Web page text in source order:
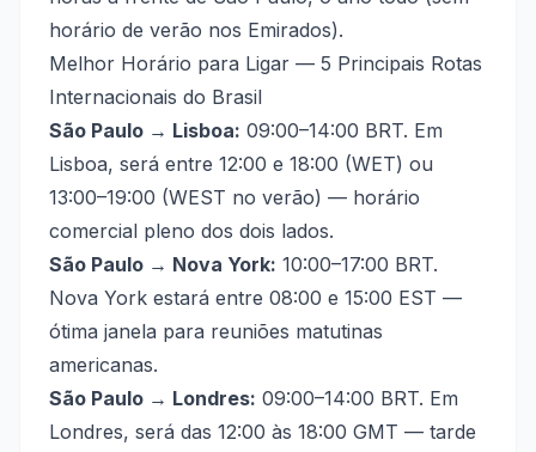
horário de verão nos Emirados).
Melhor Horário para Ligar — 5 Principais Rotas
Internacionais do Brasil
São Paulo → Lisboa: 09:00–14:00 BRT. Em
Lisboa, será entre 12:00 e 18:00 (WET) ou
13:00–19:00 (WEST no verão) — horário
comercial pleno dos dois lados.
São Paulo → Nova York: 10:00–17:00 BRT.
Nova York estará entre 08:00 e 15:00 EST —
ótima janela para reuniões matutinas
americanas.
São Paulo → Londres: 09:00–14:00 BRT. Em
Londres, será das 12:00 às 18:00 GMT — tarde